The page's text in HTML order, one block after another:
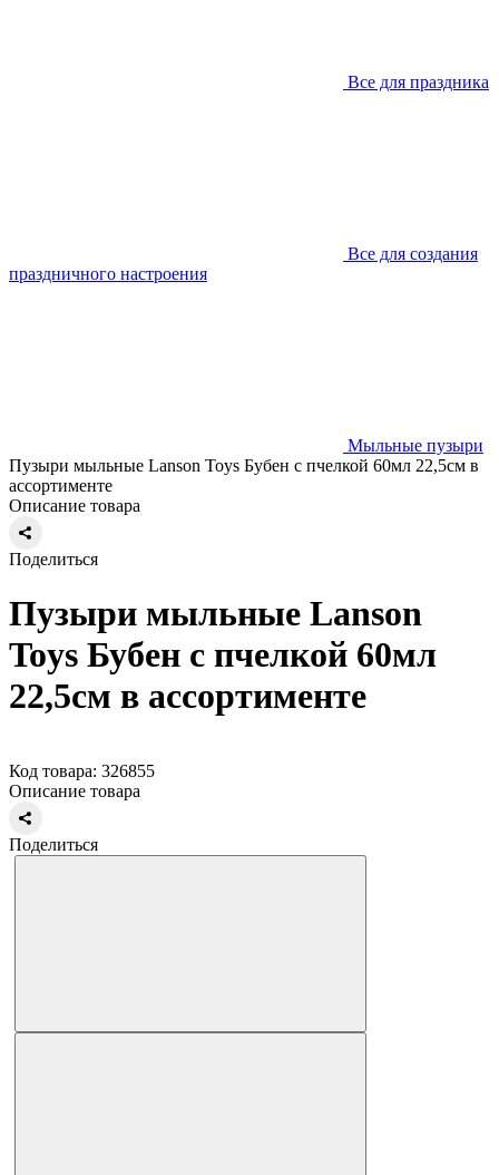
Все для праздника
Все для создания
праздничного настроения
Мыльные пузыри
Пузыри мыльные Lanson Toys Бубен с пчелкой 60мл 22,5см в
ассортименте
Описание товара
Поделиться
Пузыри мыльные Lanson
Toys Бубен с пчелкой 60мл
22,5см в ассортименте
Код товара: 326855
Описание товара
Поделиться